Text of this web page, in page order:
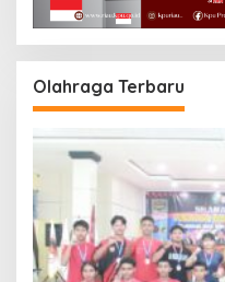
Olahraga Terbaru